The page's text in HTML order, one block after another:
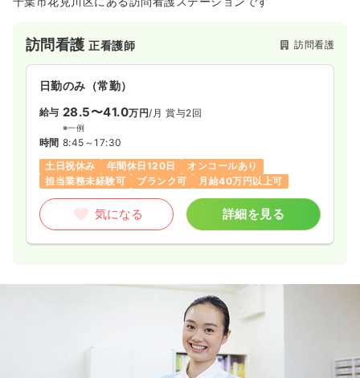
訪問看護正看護師 訪問看護
日勤のみ（常勤）
給与 28.5〜41.0万円/月 賞与2回
※一例
時間 8:45～17:30
土日祝休み
年間休日120日
オンコールあり
担当業務未経験可
ブランク可 月給40万円以上可
気になる 詳細を見る